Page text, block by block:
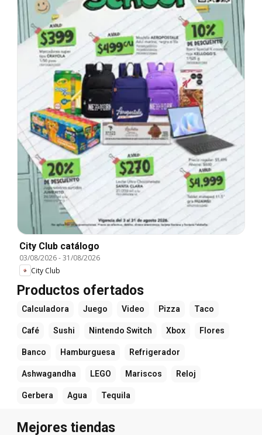
City Club catálogo
03/08/2026-31/08/2026
City Club
Productos ofertados
Calculadora Juego Video Pizza Taco
Café Sushi Nintendo Switch Xbox Flores
Banco Hamburguesa Refrigerador
Ashwagandha LEGO Mariscos Reloj
Gerbera Agua Tequila
Mejores tiendas